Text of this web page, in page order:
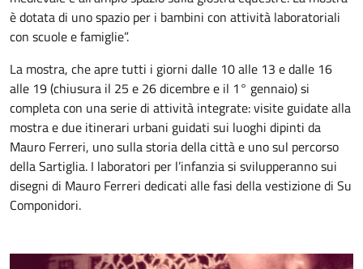
è dotata di uno spazio per i bambini con attività laboratoriali
con scuole e famiglie”.
La mostra, che apre tutti i giorni dalle 10 alle 13 e dalle 16
alle 19 (chiusura il 25 e 26 dicembre e il 1° gennaio) si
completa con una serie di attività integrate: visite guidate alla
mostra e due itinerari urbani guidati sui luoghi dipinti da
Mauro Ferreri, uno sulla storia della città e uno sul percorso
della Sartiglia. I laboratori per l’infanzia si svilupperanno sui
disegni di Mauro Ferreri dedicati alle fasi della vestizione di Su
Componidori.